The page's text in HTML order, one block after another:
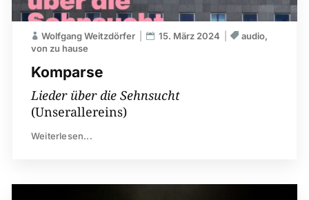
Komparse
Wolfgang Weitzdörfer 15. März 2024
audio
von zu hause
Lieder über die Sehnsucht
(Unserallereins)
Weiterlesen...